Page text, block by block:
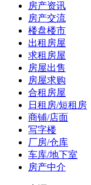
房产资讯
房产交流
楼盘楼市
出租房屋
求租房屋
房屋出售
房屋求购
合租房屋
日租房/短租房
商铺/店面
写字楼
厂房/仓库
车库/地下室
房产中介